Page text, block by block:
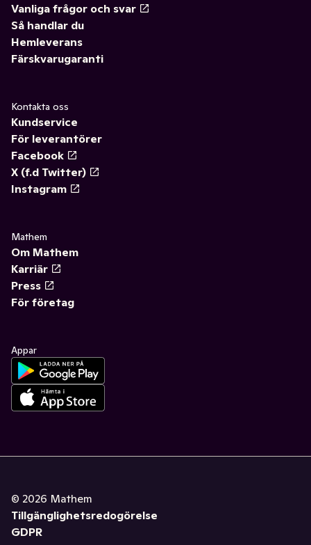
Vanliga frågor och svar
Så handlar du
Hemleverans
Färskvarugaranti
Kontakta oss
Kundservice
För leverantörer
Facebook
X (f.d Twitter)
Instagram
Mathem
Om Mathem
Karriär
Press
För företag
Appar
© 2026 Mathem
Tillgänglighetsredogörelse
GDPR